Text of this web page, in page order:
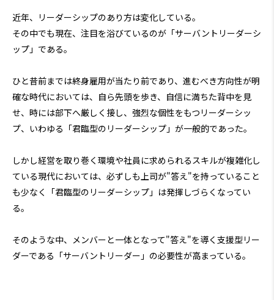
近年、リーダーシップのあり方は変化している。
その中でも現在、注目を浴びているのが「サーバントリーダーシ
ップ」である。
ひと昔前までは終身雇用が当たり前であり、進むべき方向性が明
確な時代においては、自ら先頭を歩き、自信に満ちた背中を見
せ、時には部下へ厳しく接し、強烈な個性をもつリーダーシッ
プ、いわゆる「君臨型のリーダーシップ」が一般的であった。
しかし経営を取り巻く環境や社員に求められるスキルが複雑化し
ている現代においては、必ずしも上司が"答え"を持っていること
も少なく「君臨型のリーダーシップ」は発揮しづらくなってい
る。
そのような中、メンバーと一体となって"答え"を導く支援型リー
ダーである「サーバントリーダー」の必要性が高まっている。